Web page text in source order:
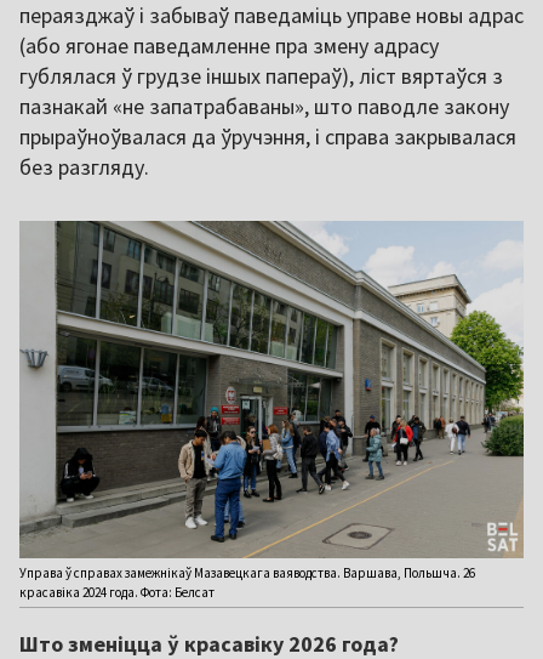
пераязджаў і забываў паведаміць управе новы адрас
(або ягонае паведамленне пра змену адрасу
гублялася ў грудзе іншых папераў), ліст вяртаўся з
пазнакай «не запатрабаваны», што паводле закону
прыраўноўвалася да ўручэння, і справа закрывалася
без разгляду.
Управа ў справах замежнікаў Мазавецкага ваяводства. Варшава, Польшча. 26
красавіка 2024 года. Фота: Белсат
Што зменіцца ў красавіку 2026 года?